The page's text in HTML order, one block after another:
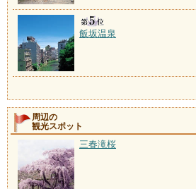
飯坂温泉
周辺の
観光スポット
三春滝桜